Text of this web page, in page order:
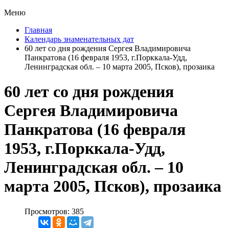
Меню
Главная
Календарь знаменательных дат
60 лет со дня рождения Сергея Владимировича
Панкратова (16 февраля 1953, г.Порккала-Удд,
Ленинградская обл. – 10 марта 2005, Псков), прозаика
60 лет со дня рождения
Сергея Владимировича
Панкратова (16 февраля
1953, г.Порккала-Удд,
Ленинградская обл. – 10
марта 2005, Псков), прозаика
Просмотров: 385